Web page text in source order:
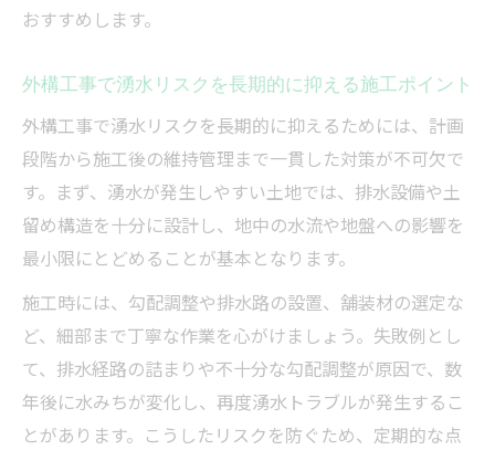
おすすめします。
外構工事で湧水リスクを長期的に抑える施工ポイント
外構工事で湧水リスクを長期的に抑えるためには、計画
段階から施工後の維持管理まで一貫した対策が不可欠で
す。まず、湧水が発生しやすい土地では、排水設備や土
留め構造を十分に設計し、地中の水流や地盤への影響を
最小限にとどめることが基本となります。
施工時には、勾配調整や排水路の設置、舗装材の選定な
ど、細部まで丁寧な作業を心がけましょう。失敗例とし
て、排水経路の詰まりや不十分な勾配調整が原因で、数
年後に水みちが変化し、再度湧水トラブルが発生するこ
とがあります。こうしたリスクを防ぐため、定期的な点